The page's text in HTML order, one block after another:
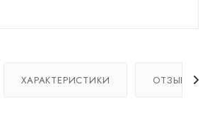
ХАРАКТЕРИСТИКИ ОТЗЫВЫ